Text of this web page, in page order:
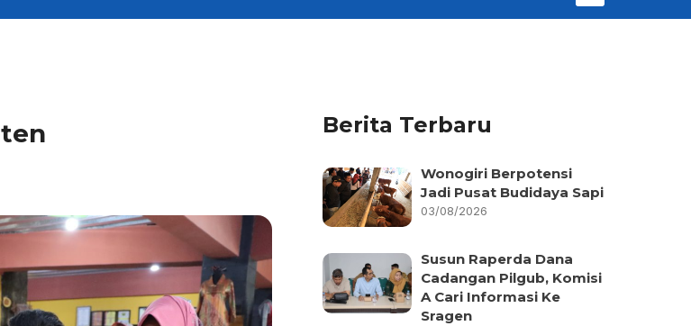
Berita Terbaru
Wonogiri Berpotensi
Jadi Pusat Budidaya Sapi
03/08/2026
Susun Raperda Dana
Cadangan Pilgub, Komisi
A Cari Informasi Ke
Sragen